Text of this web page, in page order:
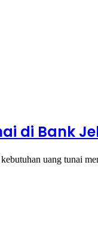
di Bank
uang tunai